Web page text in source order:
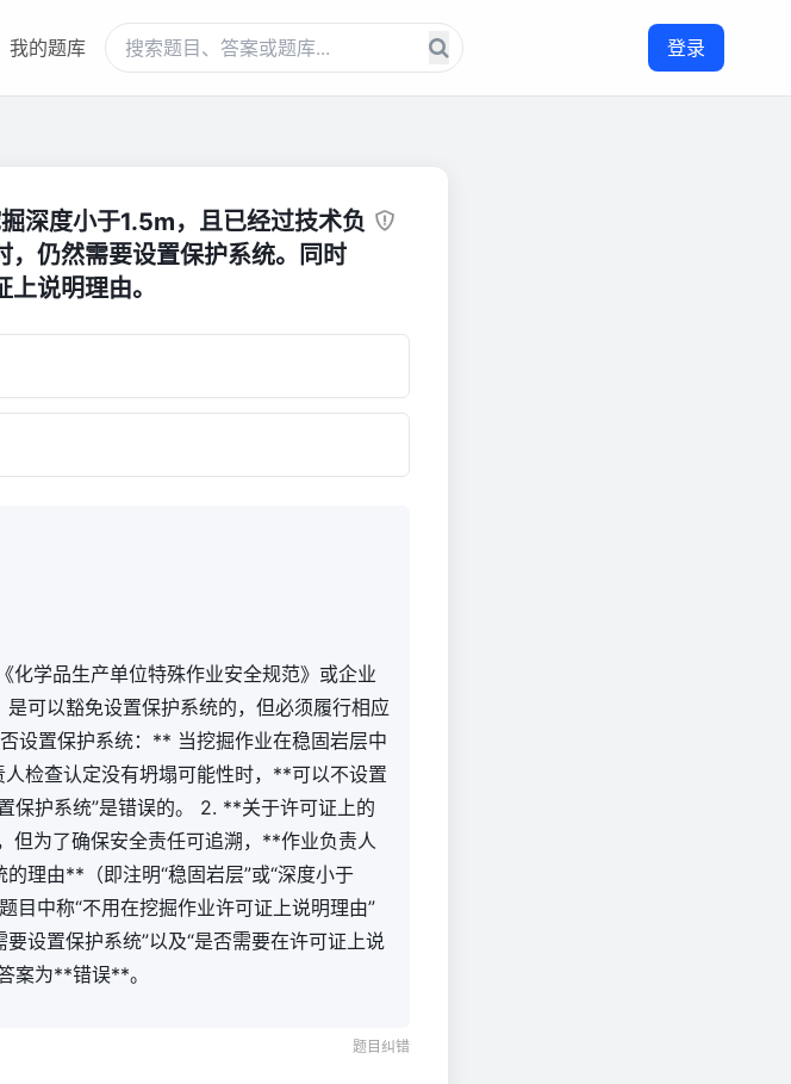
我的题库 登录
深度小于1.5m，且已经过技术负
，仍然需要设置保护系统。同时
说明理由。
学品生产单位特殊作业安全规范》或企业
可以豁免设置保护系统的，但必须履行相应
设置保护系统：** 当挖掘作业在稳固岩层中
检查认定没有坍塌可能性时，**可以不设置
保护系统”是错误的。 2. **关于许可证上的
但为了确保安全责任可追溯，**作业负责人
理由**（即注明“稳固岩层”或“深度小于
目中称“不用在挖掘作业许可证上说明理由”
设置保护系统”以及“是否需要在许可证上说
案为**错误**。
题目纠错